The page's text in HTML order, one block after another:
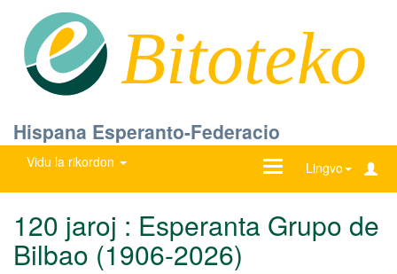
Bitoteko
Hispana Esperanto-Federacio
Vidu la rikordon Lingvo
Ŝanĝu
120 jaroj : Esperanta Grupo de
Bilbao (1906-2026)